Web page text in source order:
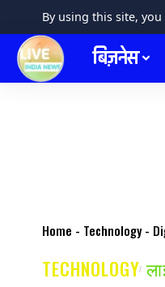
By using this site,
बिज़नेस
Home - Technology-
TECHNOLOGY